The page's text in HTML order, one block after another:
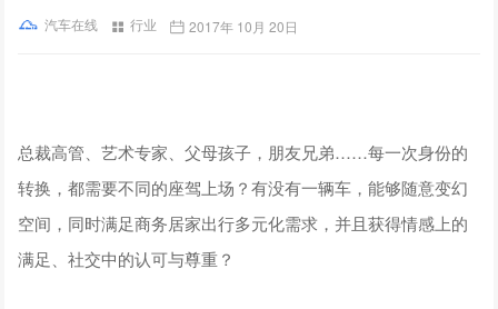
汽车在线 行业 2017年 10月 20日
总裁高管、艺术专家、父母孩子，朋友兄弟……每一次身份的
转换，都需要不同的座驾上场？有没有一辆车，能够随意变幻
空间，同时满足商务居家出行多元化需求，并且获得情感上的
满足、社交中的认可与尊重？